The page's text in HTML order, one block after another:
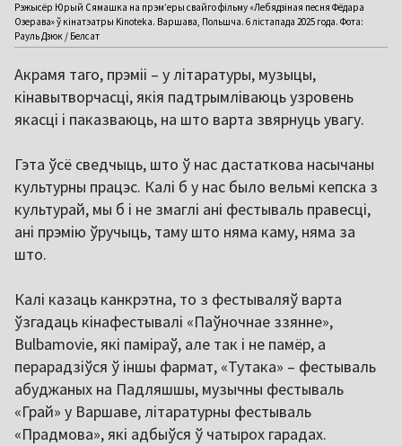
Рэжысёр Юрый Сямашка на прэм’еры свайго фільму «Лебядзіная песня Фёдара
Озерава» ў кінатэатры Kinoteka. Варшава, Польшча. 6 лістапада 2025 года. Фота:
Рауль Дзюк / Белсат
Акрамя таго, прэміі – у літаратуры, музыцы,
кінавытворчасці, якія падтрымліваюць узровень
якасці і паказваюць, на што варта звярнуць увагу.
Гэта ўсё сведчыць, што ў нас дастаткова насычаны
культурны працэс. Калі б у нас было вельмі кепска з
культурай, мы б і не змаглі ані фестываль правесці,
ані прэмію ўручыць, таму што няма каму, няма за
што.
Калі казаць канкрэтна, то з фестываляў варта
ўзгадаць кінафестывалі «Паўночнае ззянне»,
Bulbamovie, які паміраў, але так і не памёр, а
перарадзіўся ў іншы фармат, «Тутака» – фестываль
абуджаных на Падляшшы, музычны фестываль
«Грай» у Варшаве, літаратурны фестываль
«Прадмова», які адбыўся ў чатырох гарадах.